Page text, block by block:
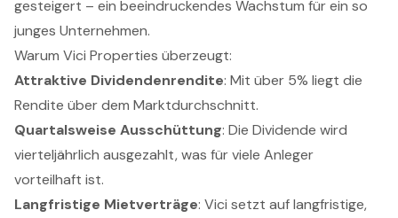
gesteigert – ein beeindruckendes Wachstum für ein so
junges Unternehmen.
Warum Vici Properties überzeugt:
Attraktive Dividendenrendite: Mit über 5% liegt die
Rendite über dem Marktdurchschnitt.
Quartalsweise Ausschüttung: Die Dividende wird
vierteljährlich ausgezahlt, was für viele Anleger
vorteilhaft ist.
Langfristige Mietverträge: Vici setzt auf langfristige,